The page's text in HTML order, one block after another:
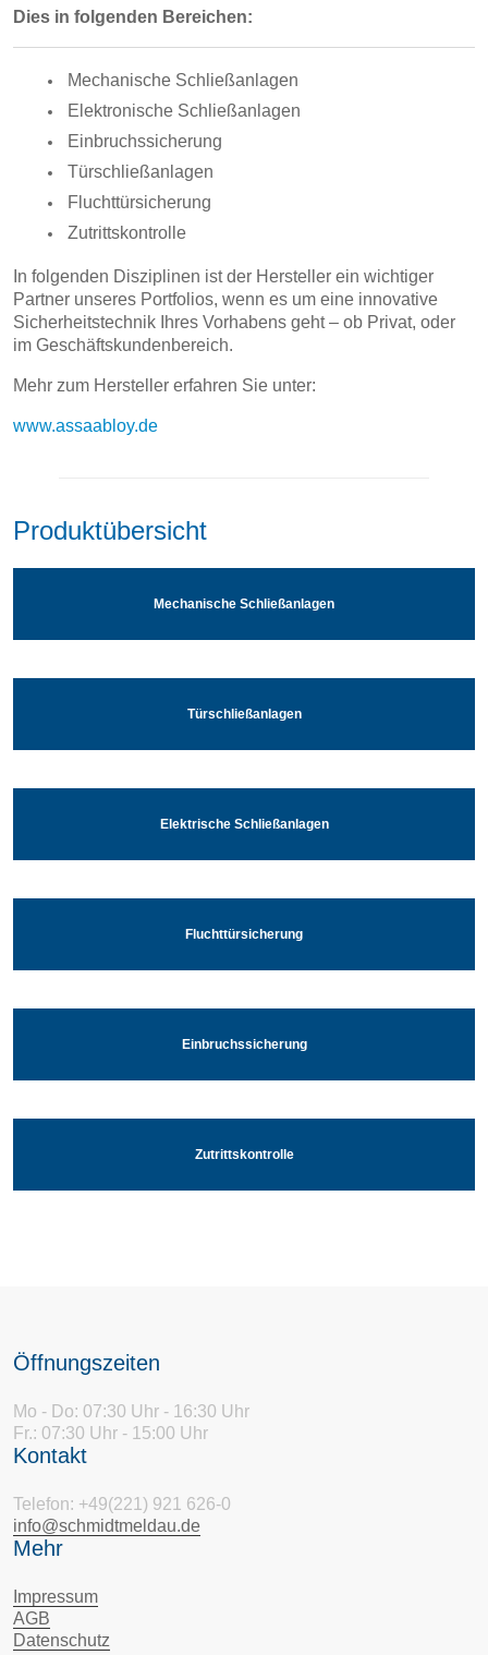
Dies in folgenden Bereichen:
Mechanische Schließanlagen
Elektronische Schließanlagen
Einbruchssicherung
Türschließanlagen
Fluchttürsicherung
Zutrittskontrolle
In folgenden Disziplinen ist der Hersteller ein wichtiger
Partner unseres Portfolios, wenn es um eine innovative
Sicherheitstechnik Ihres Vorhabens geht – ob Privat, oder
im Geschäftskundenbereich.
Mehr zum Hersteller erfahren Sie unter:
www.assaabloy.de
Produktübersicht
Mechanische Schließanlagen
Türschließanlagen
Elektrische Schließanlagen
Fluchttürsicherung
Einbruchssicherung
Zutrittskontrolle
Öffnungszeiten
Mo - Do: 07:30 Uhr - 16:30 Uhr
Fr.: 07:30 Uhr - 15:00 Uhr
Kontakt
Telefon: +49(221) 921 626-0
info@schmidtmeldau.de
Mehr
Impressum
AGB
Datenschutz